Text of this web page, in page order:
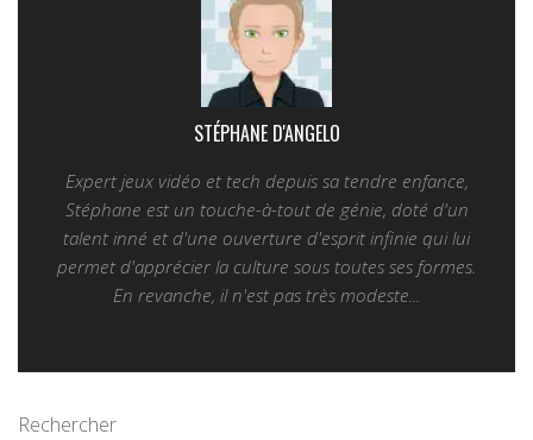
STÉPHANE D'ANGELO
Expert jeux vidéo et tech depuis sa tendre enfance,
Stéphane est un touche-à-tout de génie, doté d'un
talent inné et d'une ouverture d'esprit infinie qui lui
permet d'apprécier la culture sous toutes ses formes.
En revanche, il n'est pas très modeste...
Rechercher